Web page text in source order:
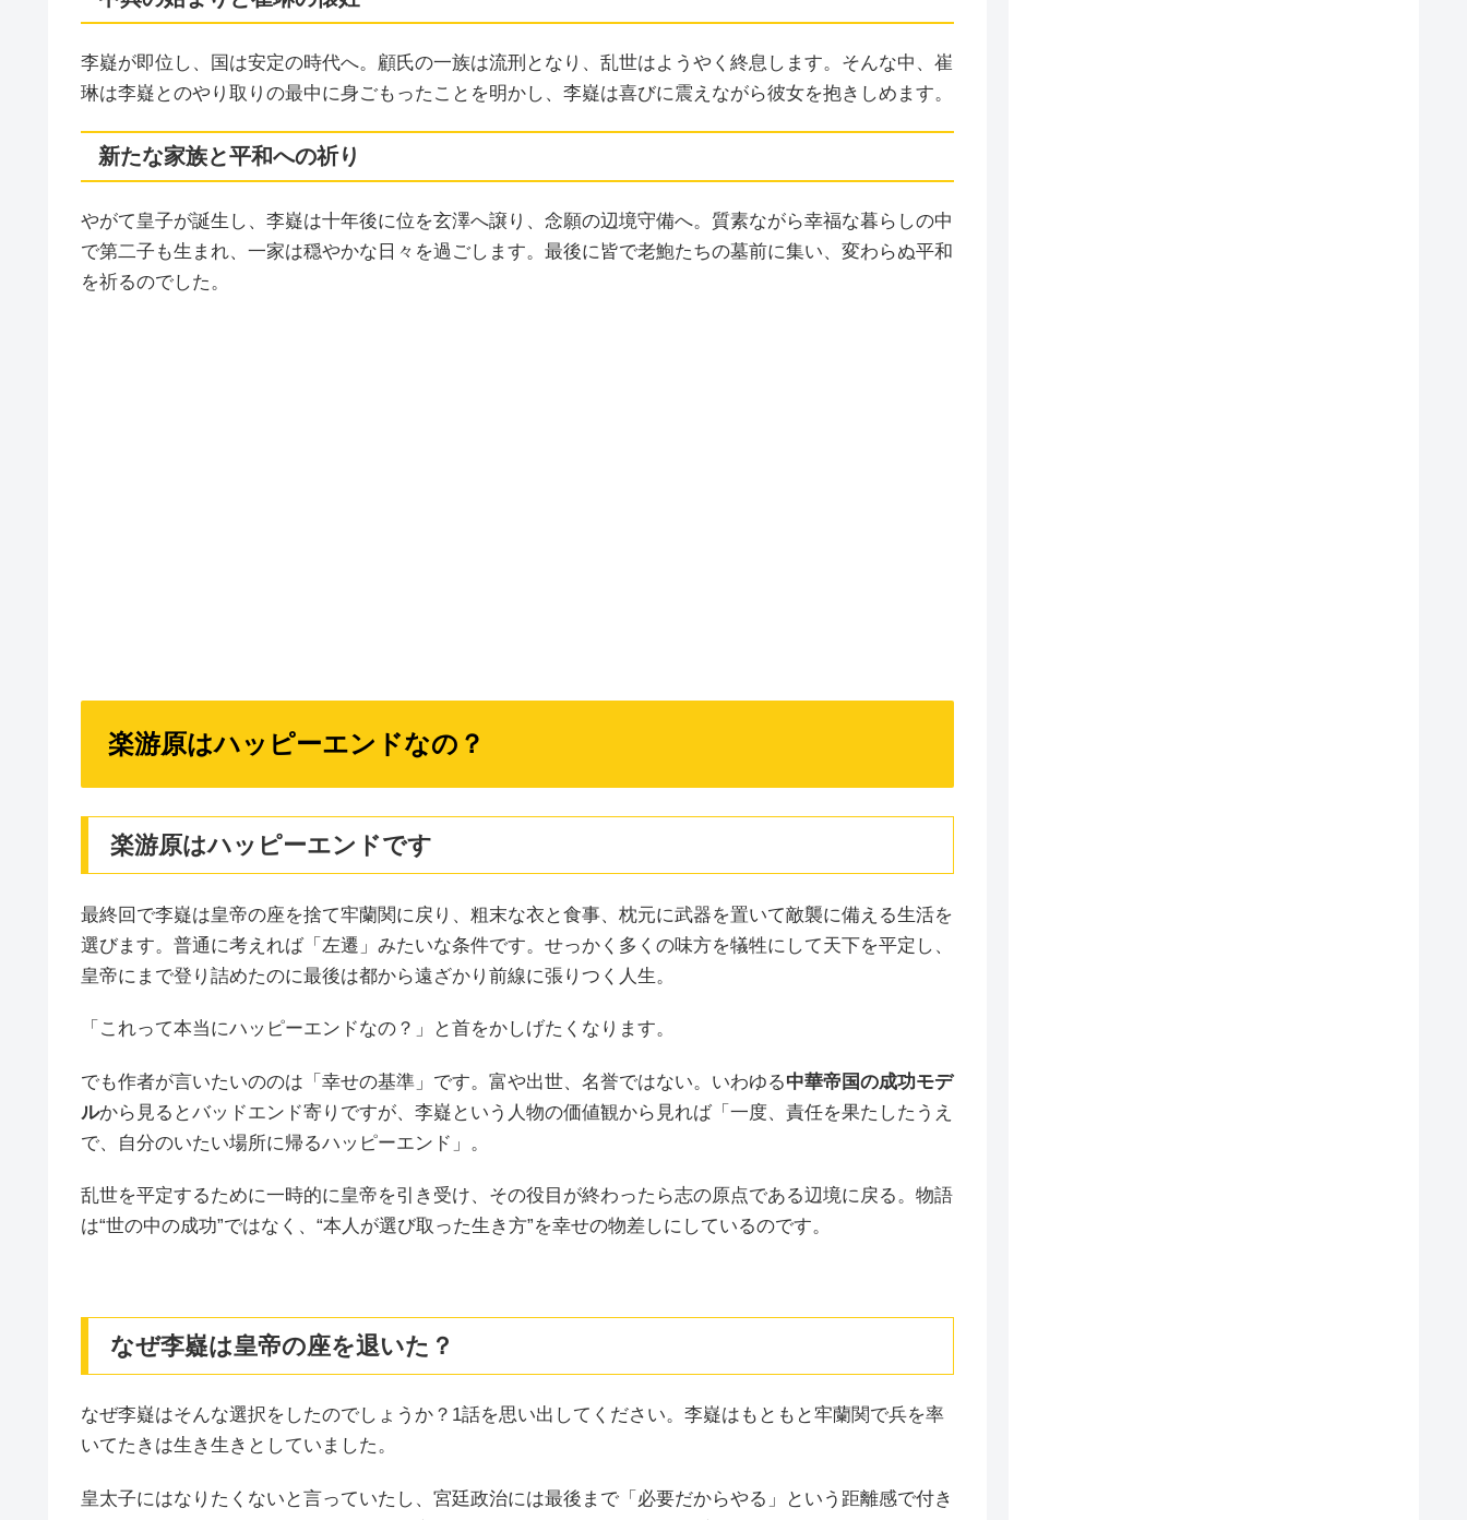
李嶷が即位し、国は安定の時代へ。顧氏の一族は流刑となり、乱世はようやく終息します。そんな中、崔
琳は李嶷とのやり取りの最中に身ごもったことを明かし、李嶷は喜びに震えながら彼女を抱きしめます。
新たな家族と平和への祈り
やがて皇子が誕生し、李嶷は十年後に位を玄澤へ譲り、念願の辺境守備へ。質素ながら幸福な暮らしの中
で第二子も生まれ、一家は穏やかな日々を過ごします。最後に皆で老鮑たちの墓前に集い、変わらぬ平和
を祈るのでした。
楽游原はハッピーエンドなの？
楽游原はハッピーエンドです
最終回で李嶷は皇帝の座を捨て牢蘭関に戻り、粗末な衣と食事、枕元に武器を置いて敵襲に備える生活を
選びます。普通に考えれば「左遷」みたいな条件です。せっかく多くの味方を犠牲にして天下を平定し、
皇帝にまで登り詰めたのに最後は都から遠ざかり前線に張りつく人生。
「これって本当にハッピーエンドなの？」と首をかしげたくなります。
でも作者が言いたいののは「幸せの基準」です。富や出世、名誉ではない。いわゆる中華帝国の成功モデ
ルから見るとバッドエンド寄りですが、李嶷という人物の価値観から見れば「一度、責任を果たしたうえ
で、自分のいたい場所に帰るハッピーエンド」。
乱世を平定するために一時的に皇帝を引き受け、その役目が終わったら志の原点である辺境に戻る。物語
は“世の中の成功”ではなく、“本人が選び取った生き方”を幸せの物差しにしているのです。
なぜ李嶷は皇帝の座を退いた？
なぜ李嶷はそんな選択をしたのでしょうか？1話を思い出してください。李嶷はもともと牢蘭関で兵を率
いてたきは生き生きとしていました。
皇太子にはなりたくないと言っていたし、宮廷政治には最後まで「必要だからやる」という距離感で付き